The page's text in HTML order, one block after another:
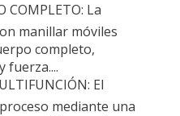
COMPLETO: La
manillar móviles
completo,
fuerza....
El
mediante una